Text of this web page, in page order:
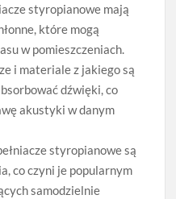
styropianowe mają
które mogą
w pomieszczeniach.
i materiale z jakiego są
dźwięki, co
akustyki w danym
styropianowe są
co czyni je popularnym
samodzielnie